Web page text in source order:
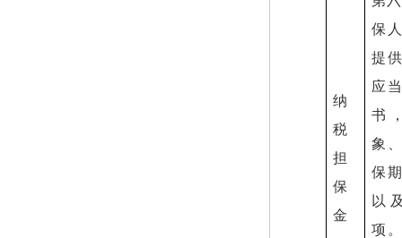
纳
税
担
保
金
保
提
应
书
象
保
以
项